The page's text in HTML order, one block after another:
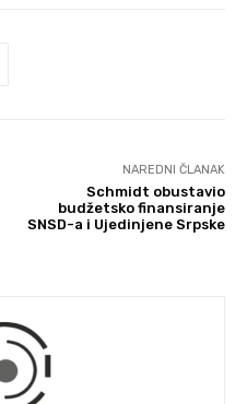
NAREDNI ČLANAK
Schmidt obustavio
budžetsko finansiranje
SNSD-a i Ujedinjene Srpske